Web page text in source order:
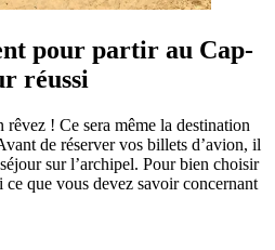
pour partir au Cap-
réussi
! Ce sera même la destination
de réserver vos billets d’avion, il
sur l’archipel. Pour bien choisir
que vous devez savoir concernant